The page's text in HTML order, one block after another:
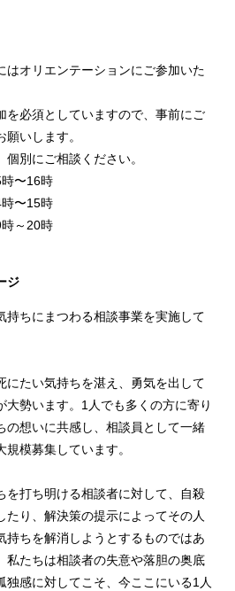
はオリエンテーションにご参加いた
を必須としていますので、事前にご
いします。
別にご相談ください。
〜16時
〜15時
～20時
ジ
持ちにまつわる相談事業を実施して
にたい気持ちを湛え、勇気を出して
大勢います。1人でも多くの方に寄り
の想いに共感し、相談員として一緒
模募集しています。
を打ち明ける相談者に対して、自殺
たり、解決策の提示によってその人
持ちを解消しようとするものではあ
私たちは相談者の失意や落胆の奥底
独感に対してこそ、今ここにいる1人